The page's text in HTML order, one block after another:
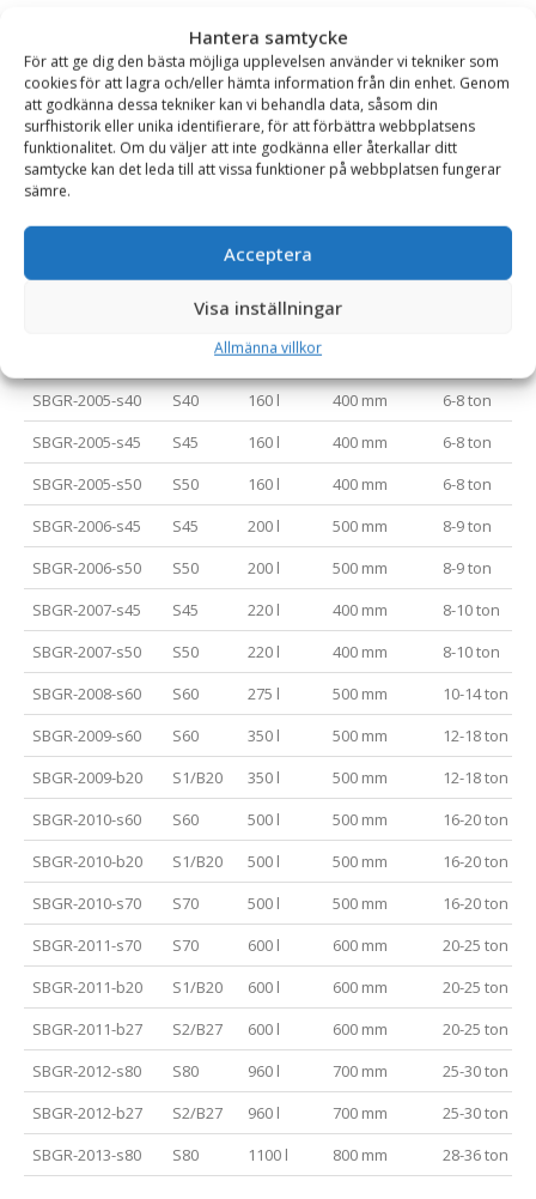
Hantera samtycke
För att ge dig den bästa möjliga upplevelsen använder vi tekniker som
cookies för att lagra och/eller hämta information från din enhet. Genom
att godkänna dessa tekniker kan vi behandla data, såsom din
surfhistorik eller unika identifierare, för att förbättra webbplatsens
funktionalitet. Om du väljer att inte godkänna eller återkallar ditt
samtycke kan det leda till att vissa funktioner på webbplatsen fungerar
sämre.
Acceptera
Visa inställningar
Allmänna villkor
SBGR-2001-s30-
150
S30/150 50 l 300 mm 2-2.5 ton
SBGR-2001-s30-
180
S30/180 50 l 300 mm 2-2.5 ton
SBGR-2001-s40
SBGR-2002-s40
S40 75 l 300 mm
2.5-3 ton
SBGR-2003-s40
S40 100 l 400 mm
3-4 ton
S40 100 l 300 mm
120 l
SBGR-2005-s40
S40 160 l 400 mm
6-8 ton
SBGR-2005-s45
S45 160 l 400 mm
6-8 ton
SBGR-2005-s50
S50 160 l 400 mm
6-8 ton
SBGR-2006-s45
S45 200 l 500 mm
8-9 ton
SBGR-2006-s50
S50 200 l 500 mm
8-9 ton
SBGR-2007-s45
S45 220 l 400 mm
8-10 ton
SBGR-2007-s50
S50 220 l 400 mm
8-10 ton
SBGR-2008-s60
S60 275 l 500 mm
10-14 ton
SBGR-2009-s60
S60 350 l 500 mm
12-18 ton
SBGR-2009-b20
S1/B20 350 l 500 mm
12-18 ton
SBGR-2010-s60
S60 500 l 500 mm
16-20 ton
SBGR-2010-b20
S1/B20 500 l 500 mm
16-20 ton
SBGR-2010-s70
S70 500 l 500 mm
16-20 ton
SBGR-2011-s70
S70 600 l 600 mm
20-25 ton
SBGR-2011-b20
S1/B20 600 l 600 mm
20-25 ton
SBGR-2011-b27
S2/B27 600 l 600 mm
20-25 ton
SBGR-2012-s80
S80 960 l 700 mm
25-30 ton
SBGR-2012-b27
S2/B27 960 l 700 mm
25-30 ton
SBGR-2013-s80
S80 1100 l 800 mm 28-36 ton